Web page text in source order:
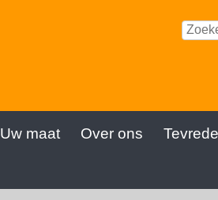
Uw maat Over ons